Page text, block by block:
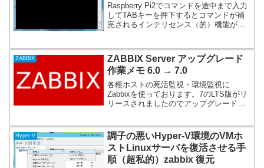
Raspberry Pi2でコマンドを途中まで入力
してTABキーを押下するとコマンドが補
完されるインテリセンス（的）機能が働
ありません# df -hファイルシス サ...
ZABBIX
ZABBIX Server アップグレード
作業メモ 6.0 → 7.0
各種ホストの死活監視・環境監視に
Zabbixを使っております。7のLTS版がリ
リースされましたのでアップグレードし
いです。私は手順を勝手に読み飛ばして
しまいものすごく遠...
Hyper-V
調子の悪いHyper-V環境のVMホ
ストLinuxサーバを復活させる手
順（超私的）zabbix 復元